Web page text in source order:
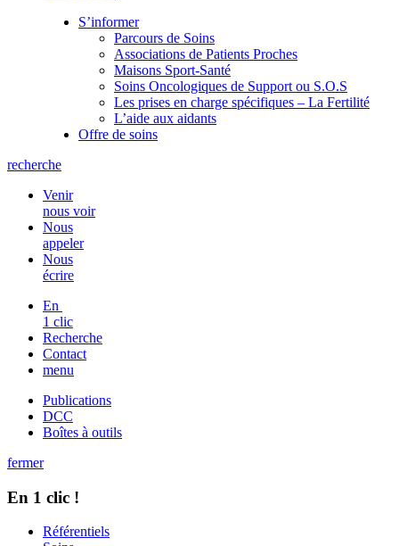
S’informer
Parcours de Soins
Associations de Patients Proches
Maisons Sport-Santé
Soins Oncologiques de Support ou S.O.S
Les prises en charge spécifiques – La Fertilité
L’aide aux aidants
Offre de soins
recherche
Venir
nous voir
Nous
appeler
Nous
écrire
En
1 clic
Recherche
Contact
menu
Publications
DCC
Boîtes à outils
fermer
En 1 clic !
Référentiels